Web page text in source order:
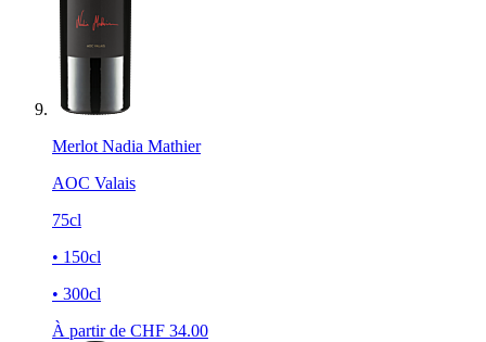
Merlot Nadia Mathier
AOC Valais
75cl
• 150cl
• 300cl
À partir de CHF 34.00